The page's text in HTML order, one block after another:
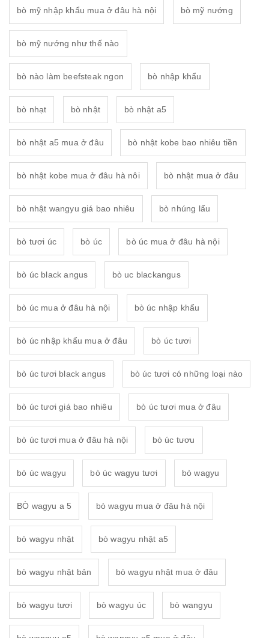
bò mỹ nhập khẩu mua ở đâu hà nội bò mỹ nướng
bò mỹ nướng như thế nào
bò nào làm beefsteak ngon bò nhập khẩu
bò nhạt bò nhật bò nhật a5
bò nhật a5 mua ở đâu bò nhật kobe bao nhiêu tiền
bò nhật kobe mua ở đâu hà nôi bò nhật mua ở đâu
bò nhật wangyu giá bao nhiêu bò nhúng lẩu
bò tươi úc bò úc bò úc mua ở đâu hà nội
bò úc black angus bò uc blackangus
bò úc mua ở đâu hà nội bò úc nhập khẩu
bò úc nhập khẩu mua ở đâu bò úc tươi
bò úc tươi black angus bò úc tươi có những loại nào
bò úc tươi giá bao nhiêu bò úc tươi mua ở đâu
bò úc tươi mua ở đâu hà nội bò úc tươu
bò úc wagyu bò úc wagyu tươi bò wagyu
BÒ wagyu a 5 bò wagyu mua ở đâu hà nội
bò wagyu nhật bò wagyu nhật a5
bò wagyu nhật bản bò wagyu nhật mua ở đâu
bò wagyu tươi bò wagyu úc bò wangyu